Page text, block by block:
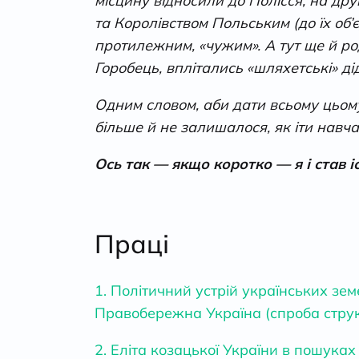
та Королівством Польським (до їх
протилежним, «чужим». А тут ще й
Горобець, вплітались
Одним словом, аби дати всьому
більше й не залишалося, як іти
Ось так — якщо коротко — я і став
Праці
1. Політичний устрій українських
Правобережна Україна (спроба
2. Еліта козацької України в